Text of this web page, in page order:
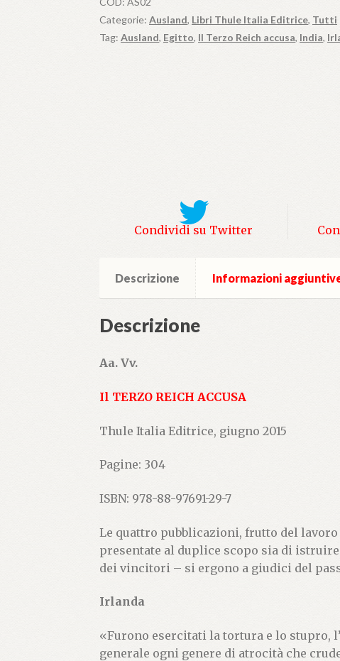
Categorie:Ausland, Libri Thule Italia Editrice, Tutti
Tag:Ausland, Egitto, Il Terzo Reich accusa, India,
Condividi su Twitter
Descrizione Informazioni
Descrizione
Aa. Vv.
Il TERZO REICH ACCUSA
Thule Italia Editrice, giugno 2015
Pagine: 304
ISBN: 978-88-97691-29-7
Le quattro pubblicazioni, frutto del lavoro
presentate al duplice scopo sia di
dei vincitori – si ergono a giudici del
Irlanda
«Furono esercitati la tortura e lo
generale ogni genere di atrocità che